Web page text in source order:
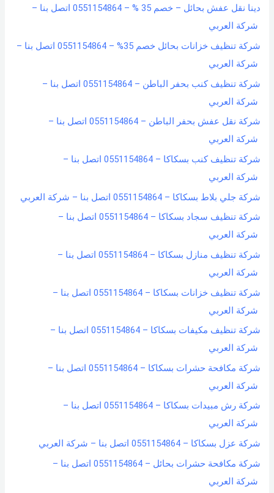
دينا نقل عفش بحائل – خصم 35 % – 0551154864 اتصل بنا –
شركة العربي
شركة تنظيف خزانات بحائل خصم 35% – 0551154864 اتصل بنا –
شركة العربي
شركة تنظيف كنب بحفر الباطن – 0551154864 اتصل بنا –
شركة العربي
شركة نقل عفش بحفر الباطن – 0551154864 اتصل بنا –
شركة العربي
شركة تنظيف كنب بسكاكا – 0551154864 اتصل بنا –
شركة العربي
شركة جلي بلاط بسكاكا – 0551154864 اتصل بنا – شركة العربي
شركة تنظيف سجاد بسكاكا – 0551154864 اتصل بنا –
شركة العربي
شركة تنظيف منازل بسكاكا – 0551154864 اتصل بنا –
شركة العربي
شركة تنظيف خزانات بسكاكا – 0551154864 اتصل بنا –
شركة العربي
شركة تنظيف مكيفات بسكاكا – 0551154864 اتصل بنا –
شركة العربي
شركة مكافحة حشرات بسكاكا – 0551154864 اتصل بنا –
شركة العربي
شركة رش مبيدات بسكاكا – 0551154864 اتصل بنا –
شركة العربي
شركة عزل بسكاكا – 0551154864 اتصل بنا – شركة العربي
شركة مكافحة حشرات بحائل – 0551154864 اتصل بنا –
شركة العربي